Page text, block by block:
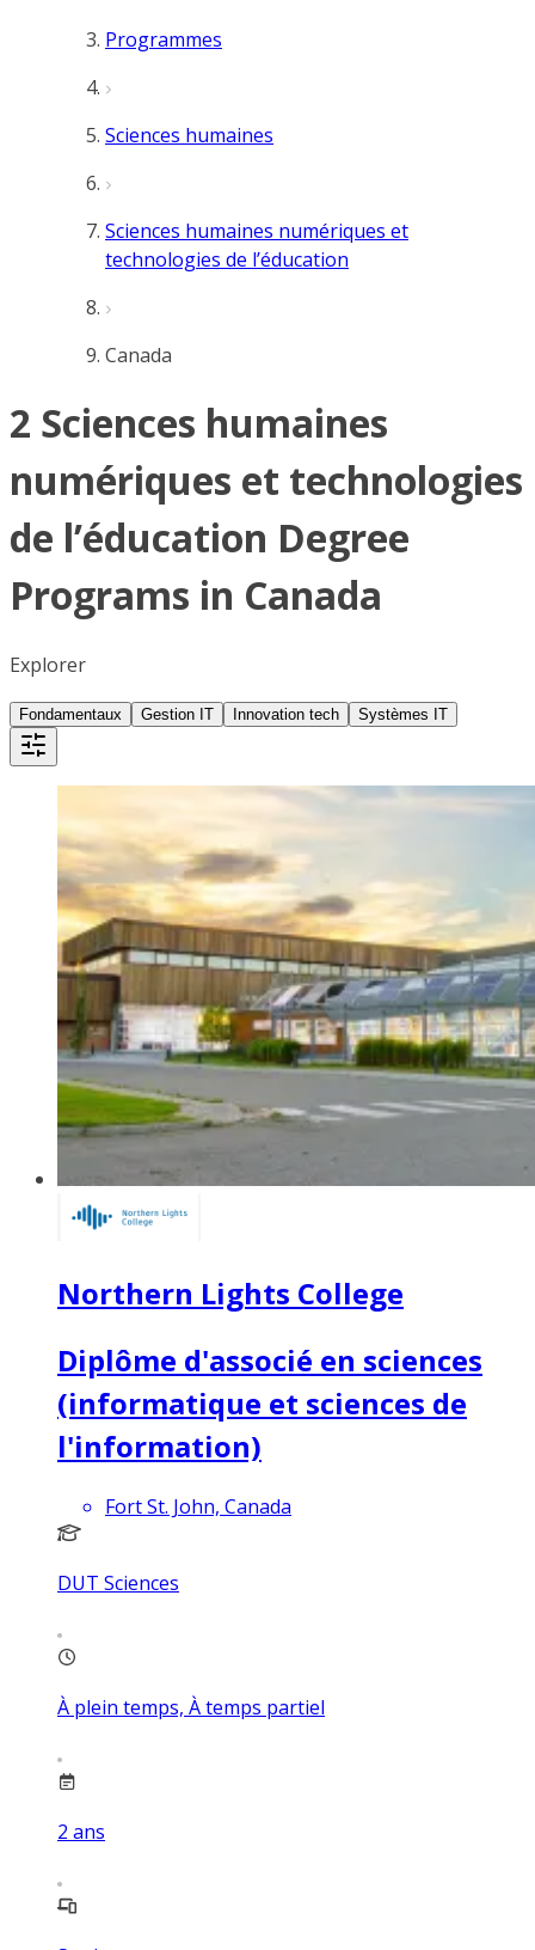
Programmes
Sciences humaines
Sciences humaines numériques et
technologies de l’éducation
Canada
2 Sciences humaines
numériques et technologies
de l’éducation Degree
Programs in Canada
Explorer
Fondamentaux Gestion IT Innovation tech Systèmes IT
Northern Lights College
Diplôme d'associé en sciences
(informatique et sciences de
l'information)
Fort St. John, Canada
DUT Sciences
À plein temps, À temps partiel
2 ans